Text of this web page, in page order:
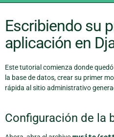
Escribiendo su
aplicación en
Este tutorial comienza donde
la base de datos, crear su primer
rápida al sitio administrativo
Configuración de la